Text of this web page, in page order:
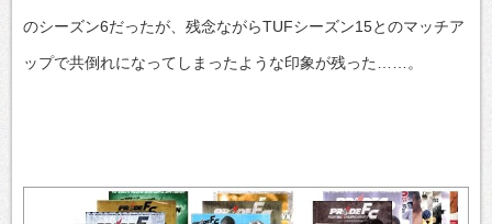
のシーズン6だったが、残念ながらTUFシーズン15とのマッチア
ップで共倒れになってしまったような印象が残った……。